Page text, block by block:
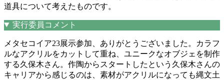
道具について考えたものです。
実行委員コメント
メタセコイア23展示参加、ありがとうございました。カラフ
ルなアクリルをカットして重ね、ユニークなオブジェを制作
する久保木さん。作陶からスタートしたという久保木さんの
キャリアから感じるのは、素材がアクリルになっても縄文土